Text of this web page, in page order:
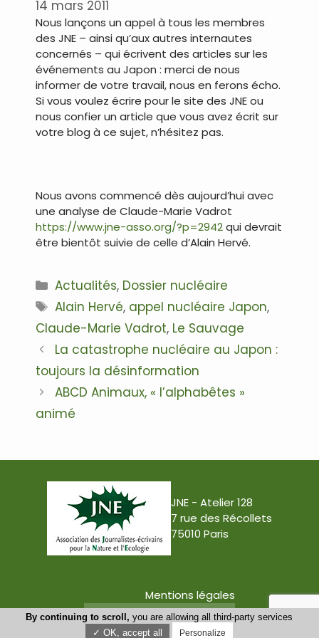
14 mars 2011
Nous lançons un appel à tous les membres
des JNE – ainsi qu’aux autres internautes
concernés – qui écrivent des articles sur les
événements au Japon : merci de nous
informer de votre travail, nous en ferons écho.
Si vous voulez écrire pour le site des JNE ou
nous confier un article que vous avez écrit sur
votre blog à ce sujet, n’hésitez pas.
Nous avons commencé dès aujourd’hui avec
une analyse de Claude-Marie Vadrot
https://www.jne-asso.org/?p=2942qui devrait
être bientôt suivie de celle d’Alain Hervé.
Catégories
Actualités, Dossier nucléaire
Étiquettes
Alain Hervé, appel nucléaire Japon,
Claude-Marie Vadrot, Le Sauvage
Navigation
des
articles
La catastrophe nucléaire au Japon :
toujours la désinformation
ABCD Animaux, « l’alphabêtes »
animé
JNE - Atelier 128
7 rue des Récollets
75010 Paris
Mentions légales
Conception : Tabula Rasa
By continuing to scroll, you are allowing all third-party services
✓ OK, accept all
Personalize